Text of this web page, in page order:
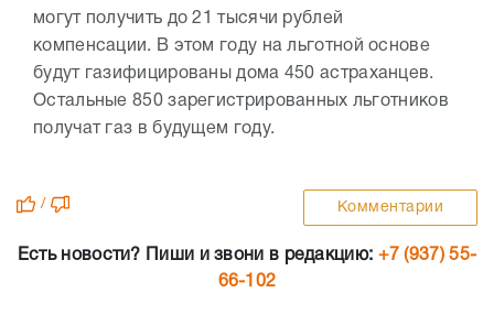
могут получить до 21 тысячи рублей
компенсации. В этом году на льготной основе
будут газифицированы дома 450 астраханцев.
Остальные 850 зарегистрированных льготников
получат газ в будущем году.
/ Комментарии
Есть новости? Пиши и звони в редакцию: +7 (937) 55-
66-102